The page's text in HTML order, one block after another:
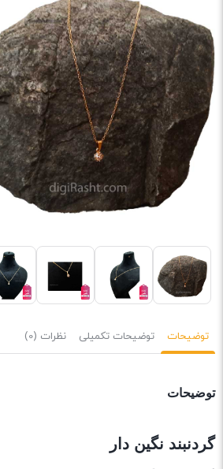
توضیحات توضیحات تکمیلی نظرات (0)
توضیحات
گردنبند نگین دار